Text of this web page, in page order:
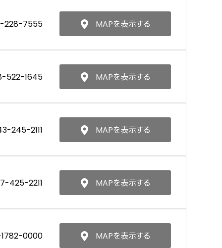
228-7555 MAPを表示する
522-1645 MAPを表示する
245-2111 MAPを表示する
425-2211 MAPを表示する
0000 MAPを表示する